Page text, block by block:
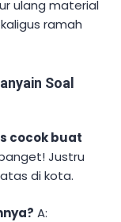
ulang material
ramah
Soal
cocok buat
Justru
di kota.
A: